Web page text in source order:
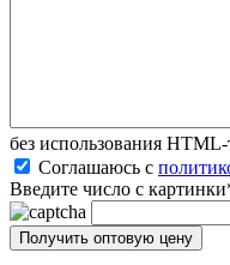
без иcпользования
Соглашаюсь с
Введите число с картинки